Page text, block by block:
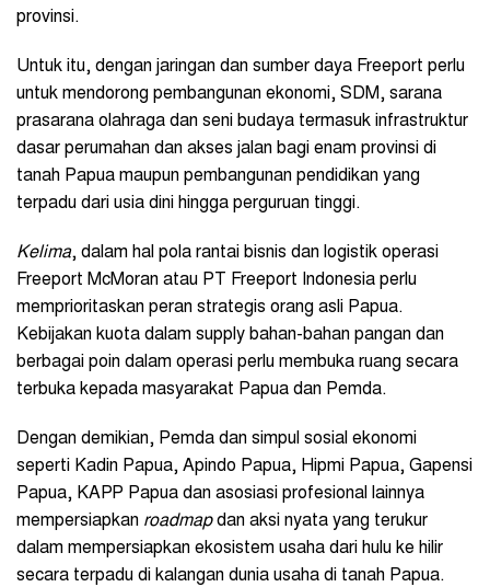
provinsi.
Untuk itu, dengan jaringan dan sumber daya Freeport perlu
untuk mendorong pembangunan ekonomi, SDM, sarana
prasarana olahraga dan seni budaya termasuk infrastruktur
dasar perumahan dan akses jalan bagi enam provinsi di
tanah Papua maupun pembangunan pendidikan yang
terpadu dari usia dini hingga perguruan tinggi.
Kelima, dalam hal pola rantai bisnis dan logistik operasi
Freeport McMoran atau PT Freeport Indonesia perlu
memprioritaskan peran strategis orang asli Papua.
Kebijakan kuota dalam supply bahan-bahan pangan dan
berbagai poin dalam operasi perlu membuka ruang secara
terbuka kepada masyarakat Papua dan Pemda.
Dengan demikian, Pemda dan simpul sosial ekonomi
seperti Kadin Papua, Apindo Papua, Hipmi Papua, Gapensi
Papua, KAPP Papua dan asosiasi profesional lainnya
mempersiapkan roadmapdan aksi nyata yang terukur
dalam mempersiapkan ekosistem usaha dari hulu ke hilir
secara terpadu di kalangan dunia usaha di tanah Papua.